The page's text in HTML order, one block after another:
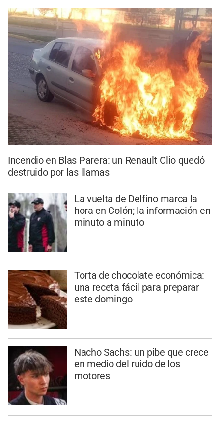
Incendio en Blas Parera: un Renault Clio quedó
destruido por las llamas
La vuelta de Delfino marca la
hora en Colón; la información en
minuto a minuto
Torta de chocolate económica:
una receta fácil para preparar
este domingo
Nacho Sachs: un pibe que crece
en medio del ruido de los
motores